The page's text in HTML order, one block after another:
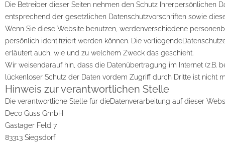
Die Betreiber dieser Seiten nehmen den Schutz Ihrerpersönlichen
entsprechend der gesetzlichen Datenschutzvorschriften sowie
Wenn Sie diese Website benutzen, werdenverschiedene
persönlich identifiziert werden können. Die
erläutert auch, wie und zu welchem Zweck das geschieht.
Wir weisendarauf hin, dass die Datenübertragung im Internet (z.B.
lückenloser Schutz der Daten vordem Zugriff durch Dritte ist nicht
Hinweis zur verantwortlichen Stelle
Die verantwortliche Stelle für dieDatenverarbeitung auf dieser
Deco Guss GmbH
Gastager Feld 7
83313 Siegsdorf